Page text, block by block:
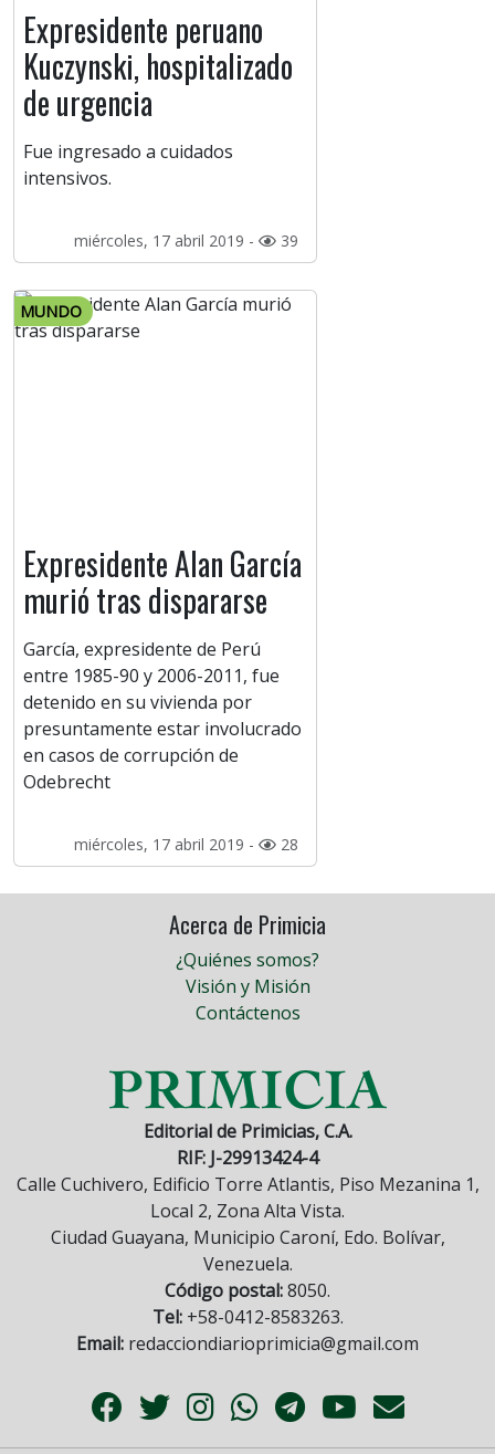
Expresidente peruano
Kuczynski, hospitalizado
de urgencia
Fue ingresado a cuidados
intensivos.
miércoles, 17 abril 2019 - 39
MUNDO
Expresidente Alan García
murió tras dispararse
García, expresidente de Perú
entre 1985-90 y 2006-2011, fue
detenido en su vivienda por
presuntamente estar involucrado
en casos de corrupción de
Odebrecht
miércoles, 17 abril 2019 - 28
Acerca de Primicia
¿Quiénes somos?
Visión y Misión
Contáctenos
Editorial de Primicias, C.A.
RIF: J-29913424-4
Calle Cuchivero, Edificio Torre Atlantis, Piso Mezanina 1,
Local 2, Zona Alta Vista.
Ciudad Guayana, Municipio Caroní, Edo. Bolívar,
Venezuela.
Código postal:8050.
Tel:+58-0412-8583263.
Email: redacciondiarioprimicia@gmail.com